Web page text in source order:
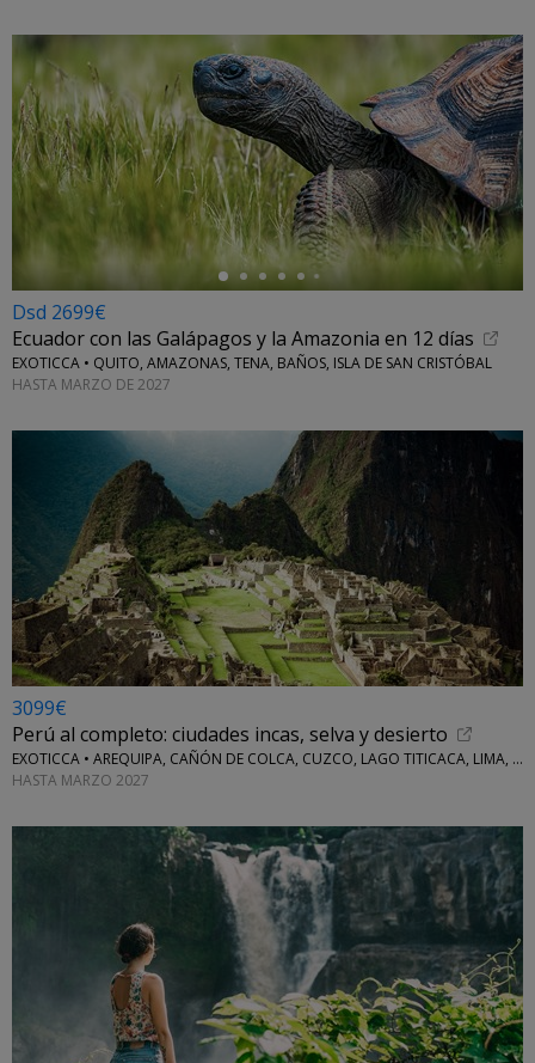
←
Dsd 2699€
Ecuador con las Galápagos y la Amazonia en 12 días
EXOTICCA • QUITO, AMAZONAS, TENA, BAÑOS, ISLA DE SAN CRISTÓBAL
HASTA MARZO DE 2027
3099€
Perú al completo: ciudades incas, selva y desierto
EXOTICCA • AREQUIPA, CAÑÓN DE COLCA, CUZCO, LAGO TITICACA, LIMA, MACHU PICCHU, NAZCA Y VALLE SAGRADO
HASTA MARZO 2027